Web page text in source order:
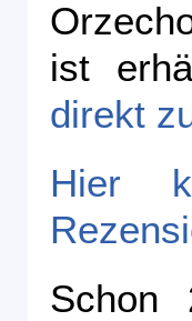
ist
direkt
Hier
Schon